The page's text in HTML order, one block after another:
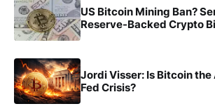
US Bitcoin Mining Ban?
Reserve-Backed Crypto
Jordi Visser: Is Bitcoin
Fed Crisis?